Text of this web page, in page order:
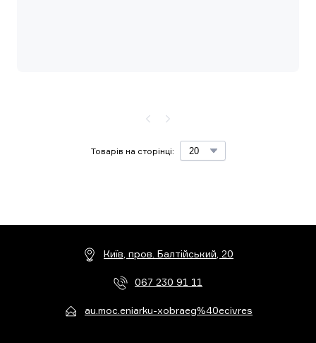
Товарів на сторінці:
Київ, пров. Балтійський, 20
067 230 91 11
au.moc.eniarku-xobraeg%40ecivres